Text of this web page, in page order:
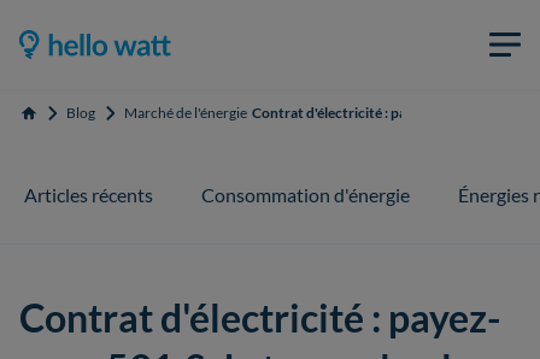
Accueil Blog Marché de l'énergie Contrat d'électricité : payez-vous 591 € de
Articles récents Consommation d'énergie Énergies
Contrat d'électricité : payez-